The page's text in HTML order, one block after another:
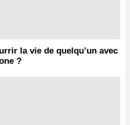
la vie de quelqu’un avec
?